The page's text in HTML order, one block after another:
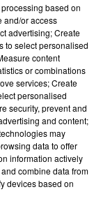
terrain du leader
premier
de Besançon
based on
and/or access
advertising; Create
to select personalised
content
or combinations
services; Create
personalised
security, prevent and
and content;
may
data to offer
information actively
combine data from
devices based on